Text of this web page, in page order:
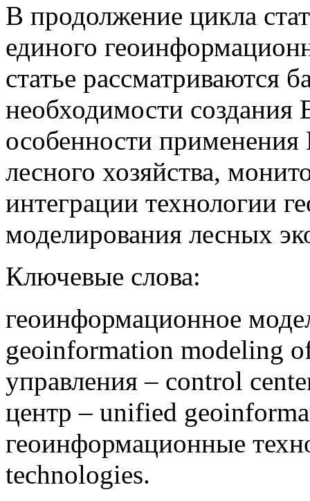
В продолжение цикла
единого
статье рассматриваются
необходимости
особенности
лесного хозяйства,
интеграции технологии
моделирования лесных
Ключевые слова:
геоинформационное
geoinformation modeling
управления – control
центр – unified
геоинформационные
technologies.